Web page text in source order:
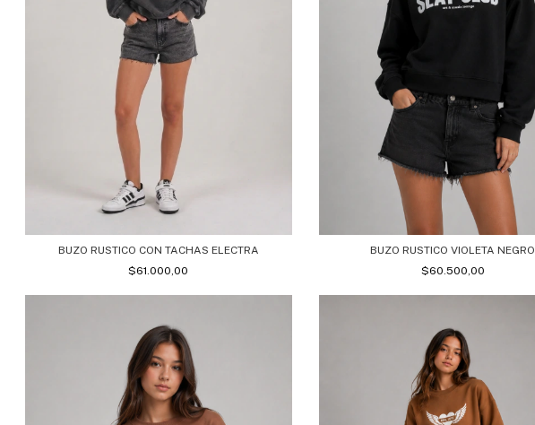
BUZO RUSTICO CON TACHAS ELECTRA
$61.000,00
BUZO RUSTICO VIOLETA NEGRO
$60.500,00